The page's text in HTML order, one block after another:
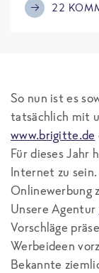
22
So nun ist es
tatsächlich mit
www.brigitte.de
Für dieses Jahr
Internet zu
Onlinewerbung
Unsere Agentur
Vorschläge
Werbeideen
Bekannte